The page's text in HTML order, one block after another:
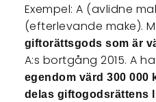
Exempel: A (avlidne
(efterlevande make).
giftorättsgods som är
A:s bortgång 2015. A
egendom värd 300 000
delas giftogodsrättens